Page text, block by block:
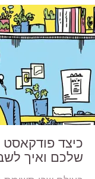
כיצד פודקאסט
שלכם ואיך